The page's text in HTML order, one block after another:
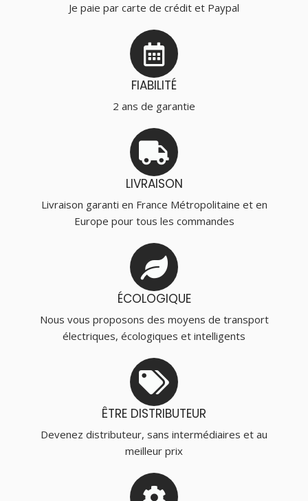
Je paie par carte de crédit et Paypal
FIABILITÉ
2 ans de garantie
LIVRAISON
Livraison garanti en France Métropolitaine et en
Europe pour tous les commandes
ÉCOLOGIQUE
Nous vous proposons des moyens de transport
électriques, écologiques et intelligents
ÊTRE DISTRIBUTEUR
Devenez distributeur, sans intermédiaires et au
meilleur prix